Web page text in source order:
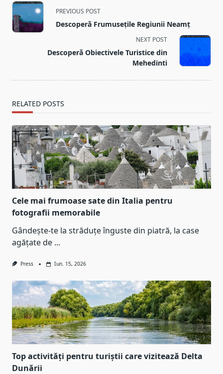
<span
class="nav-
subtitle
PREVIOUS POST
Descoperă Frumusețile Regiunii Neamț
NEXT POST
Descoperă Obiectivele Turistice din
Mehedinti
RELATED POSTS
Cele mai frumoase sate din Italia pentru
fotografii memorabile
Gândește-te la străduțe înguste din piatră, la case
agățate de ...
Press Iun. 15, 2026
Top activități pentru turiștii care vizitează Delta
Dunării